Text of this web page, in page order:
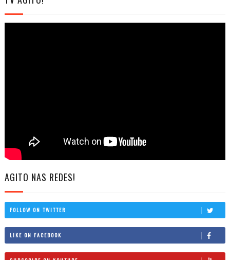
AGITO NAS REDES!
FOLLOW ON TWITTER
LIKE ON FACEBOOK